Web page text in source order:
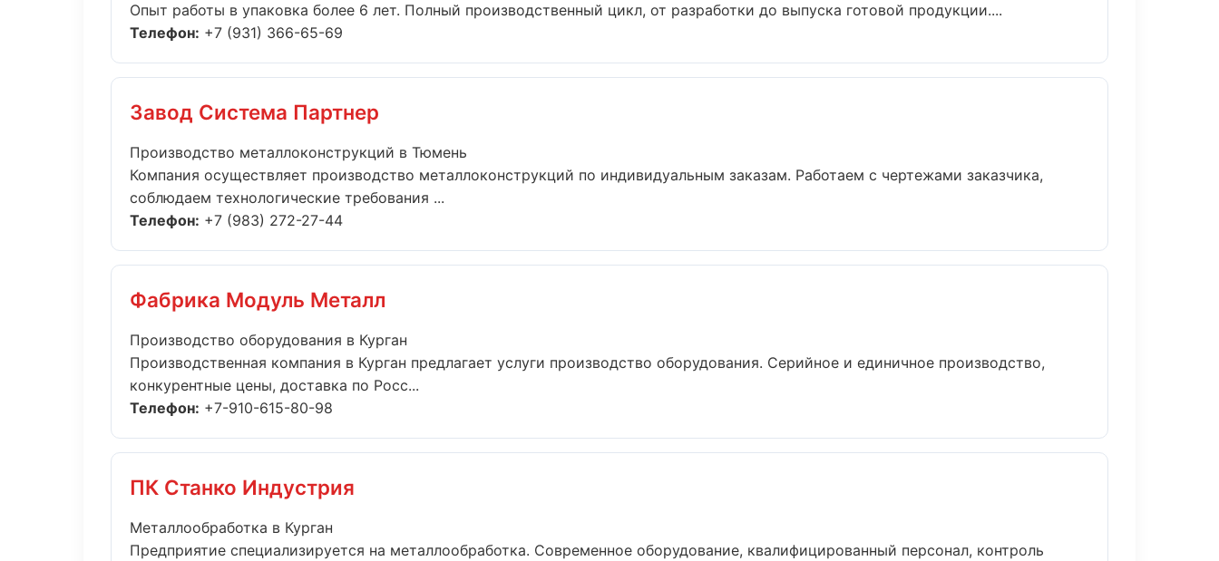
Опыт работы в упаковка более 6 лет. Полный производственный цикл, от разработки до выпуска готовой продукции....
Телефон: +7 (931) 366-65-69
Завод Система Партнер
Производство металлоконструкций в Тюмень
Компания осуществляет производство металлоконструкций по индивидуальным заказам. Работаем с чертежами заказчика,
соблюдаем технологические требования ...
Телефон: +7 (983) 272-27-44
Фабрика Модуль Металл
Производство оборудования в Курган
Производственная компания в Курган предлагает услуги производство оборудования. Серийное и единичное производство,
конкурентные цены, доставка по Росс...
Телефон: +7-910-615-80-98
ПК Станко Индустрия
Металлообработка в Курган
Предприятие специализируется на металлообработка. Современное оборудование, квалифицированный персонал, контроль